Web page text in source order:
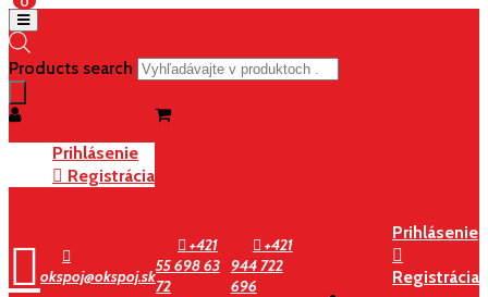
Products search
Prihlásenie
Registrácia
okspoj@okspoj.sk
+421
55 698 63
72
+421
944 722
696
Prihlásenie
Registrácia